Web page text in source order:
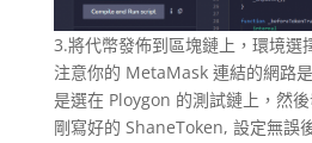
3.將代幣發佈到區塊鏈上，環境
注意你的 MetaMask 連結的網路
是選在 Ploygon 的測試鏈上，然
剛寫好的 ShaneToken, 設定無誤